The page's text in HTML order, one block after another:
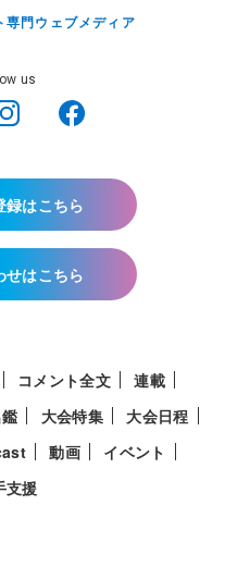
専門ウェブメディア
us
録はこちら
せはこちら
コメント全文
連載
大会特集
大会日程
動画
イベント
支援